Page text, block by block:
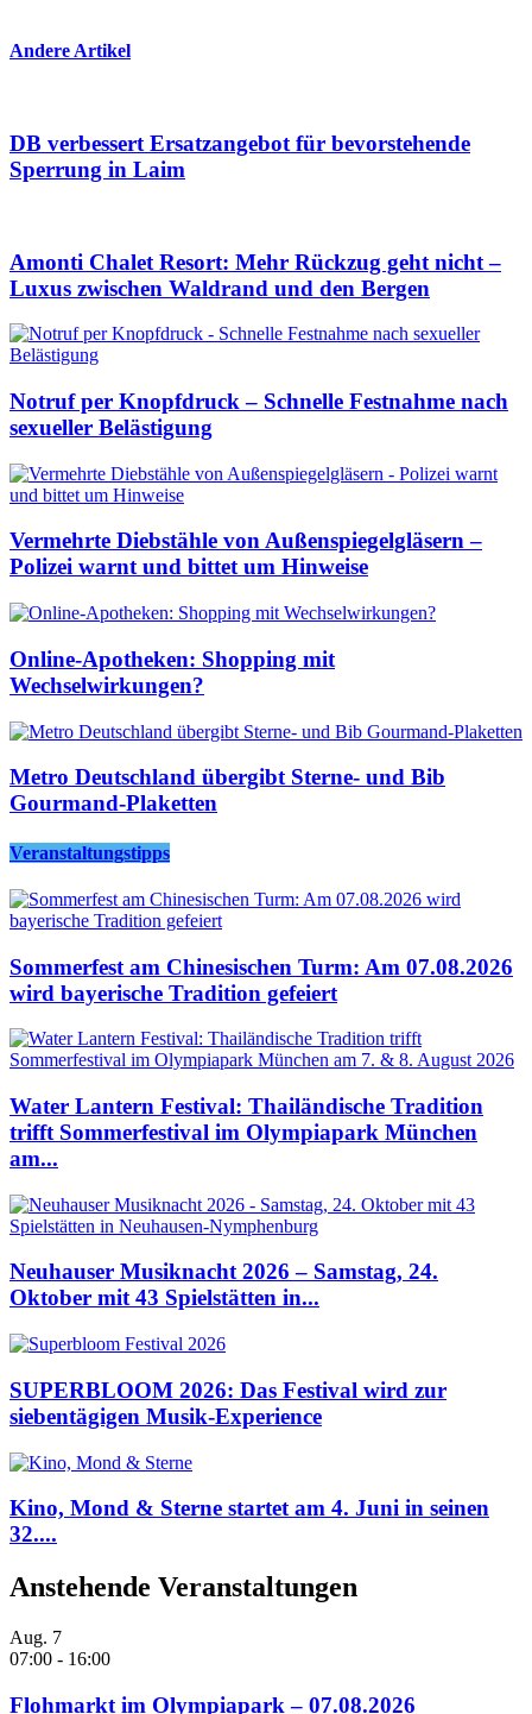
Andere Artikel
DB verbessert Ersatzangebot für bevorstehende
Sperrung in Laim
Amonti Chalet Resort: Mehr Rückzug geht nicht –
Luxus zwischen Waldrand und den Bergen
Notruf per Knopfdruck – Schnelle Festnahme nach
sexueller Belästigung
Vermehrte Diebstähle von Außenspiegelgläsern –
Polizei warnt und bittet um Hinweise
Online-Apotheken: Shopping mit
Wechselwirkungen?
Metro Deutschland übergibt Sterne- und Bib
Gourmand-Plaketten
Veranstaltungstipps
Sommerfest am Chinesischen Turm: Am 07.08.2026
wird bayerische Tradition gefeiert
Water Lantern Festival: Thailändische Tradition
trifft Sommerfestival im Olympiapark München
am...
Neuhauser Musiknacht 2026 – Samstag, 24.
Oktober mit 43 Spielstätten in...
SUPERBLOOM 2026: Das Festival wird zur
siebentägigen Musik-Experience
Kino, Mond & Sterne startet am 4. Juni in seinen
32....
Anstehende Veranstaltungen
Aug. 7
07:00 - 16:00
Flohmarkt im Olympiapark – 07.08.2026